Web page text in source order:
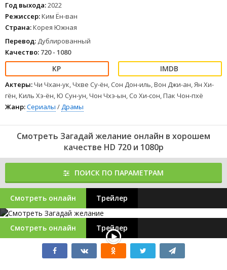
Год выхода:2022
Режиссер:Ким Ён-ван
Страна:Корея Южная
Перевод: Дублированный
Качество: 720 - 1080
Актеры:Чи Чхан-ук, Чхве Су-ён, Сон Дон-иль, Вон Джи-ан, Ян Хи-
гён, Киль Хэ-ён, Ю Сун-ун, Чон Чхэ-ын, Со Хи-сон, Пак Чон-пхё
Жанр:Сериалы /Драмы
Смотреть Загадай желание онлайн в хорошем
качестве HD 720 и 1080p
ПОИСК ПО ПАРАМЕТРАМ
Смотреть онлайн Трейлер
Смотреть онлайн Трейлер